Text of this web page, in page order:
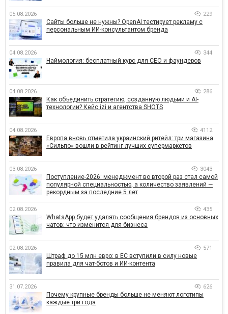
05.08.2026 229
Сайты больше не нужны? OpenAI тестирует рекламу с
персональным ИИ-консультантом бренда
04.08.2026 344
Наймология: бесплатный курс для CEO и фаундеров
04.08.2026 286
Как объединить стратегию, созданную людьми и AI-
технологии? Кейс izi и агентства SHOTS
04.08.2026 4112
Европа вновь отметила украинский ритейл: три магазина
«Сильпо» вошли в рейтинг лучших супермаркетов
03.08.2026 3043
Поступление-2026: менеджмент во второй раз стал самой
популярной специальностью, а количество заявлений —
рекордным за последние 5 лет
02.08.2026 435
WhatsApp будет удалять сообщения брендов из основных
чатов: что изменится для бизнеса
02.08.2026 571
Штраф до 15 млн евро: в ЕС вступили в силу новые
правила для чат-ботов и ИИ-контента
31.07.2026 626
Почему крупные бренды больше не меняют логотипы
каждые три года